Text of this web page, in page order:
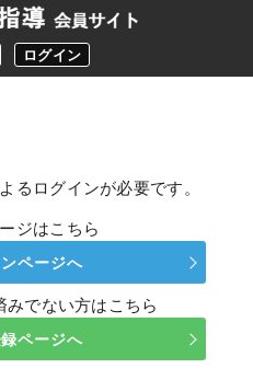
ログイン
るログインが必要です。
ジはこちら
ページへ
でない方はこちら
ページへ